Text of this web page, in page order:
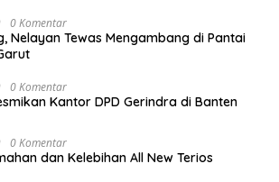
0 Komentar
Nelayan Tewas Mengambang di Pantai
0 Komentar
Kantor DPD Gerindra di Banten
0 Komentar
dan Kelebihan All New Terios